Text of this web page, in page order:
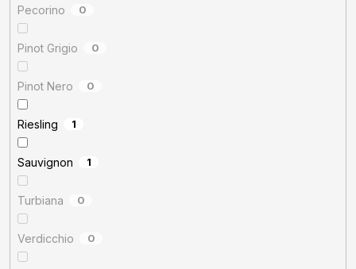
Pecorino 0
Pinot Grigio 0
Pinot Nero 0
Riesling 1
Sauvignon 1
Turbiana 0
Verdicchio 0